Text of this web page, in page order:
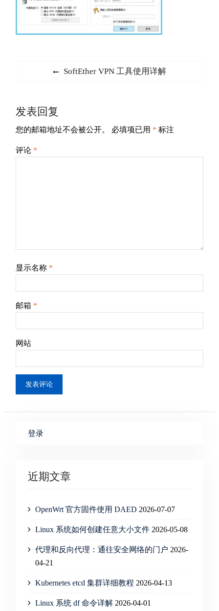
航
Previous
SoftEther VPN 工具使用详解
发表回复
您的邮箱地址不会被公开。 必填项已用 * 标注
评论 *
显示名称 *
邮箱 *
网站
登录
近期文章
OpenWrt 官方固件使用 DAED 2026-07-07
Linux 系统如何创建任意大小文件 2026-05-08
代理和反向代理：通往安全网络的门户 2026-
04-21
Kubernetes etcd 集群详细教程 2026-04-13
Linux 系统 df 命令详解 2026-04-01